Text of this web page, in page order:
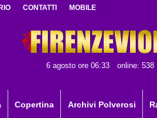
CONTATTI MOBILE
6 agosto ore 06:33 online: 538
Copertina Archivi Polverosi